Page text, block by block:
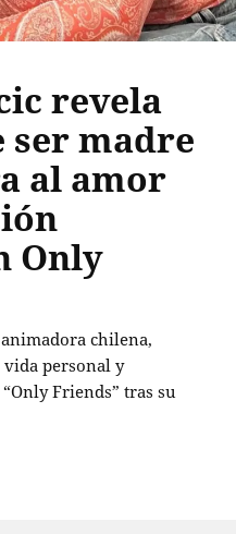
revela
ser madre
al amor
Only
chilena,
personal y
Friends” tras su
revela su anhelo de